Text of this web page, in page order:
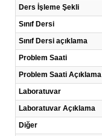
Ders İşleme Şekli
Sınıf Dersi
Sınıf Dersi açıklama
Problem Saati
Problem Saati Açıklama
Laboratuvar
Laboratuvar Açıklama
Diğer